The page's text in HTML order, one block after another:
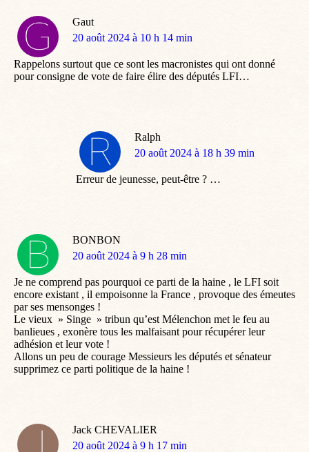
Gaut
dit
20 août 2024 à 10 h 14 min
Rappelons surtout que ce sont les macronistes qui ont donné
pour consigne de vote de faire élire des députés LFI…
Ralph
dit
20 août 2024 à 18 h 39 min
Erreur de jeunesse, peut-être ? …
BONBON
dit
20 août 2024 à 9 h 28 min
Je ne comprend pas pourquoi ce parti de la haine , le LFI soit
encore existant , il empoisonne la France , provoque des émeutes
par ses mensonges !
Le vieux » Singe » tribun qu’est Mélenchon met le feu au
banlieues , exonère tous les malfaisant pour récupérer leur
adhésion et leur vote !
Allons un peu de courage Messieurs les députés et sénateur
supprimez ce parti politique de la haine !
Jack CHEVALIER
dit
20 août 2024 à 9 h 17 min